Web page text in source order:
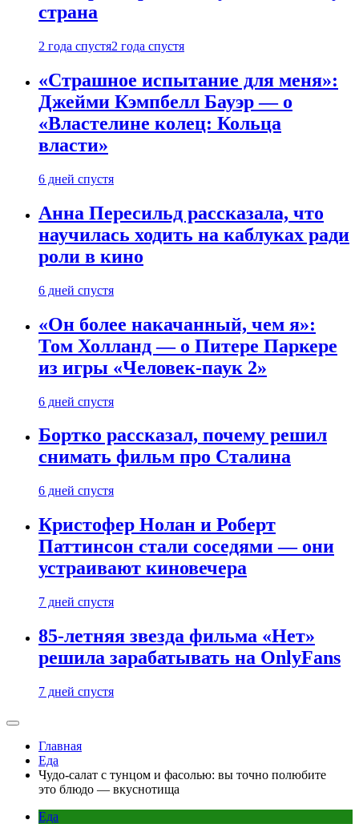
страна
2 года спустя2 года спустя
«Страшное испытание для меня»:
Джейми Кэмпбелл Бауэр — о
«Властелине колец: Кольца
власти»
6 дней спустя
Анна Пересильд рассказала, что
научилась ходить на каблуках ради
роли в кино
6 дней спустя
«Он более накачанный, чем я»:
Том Холланд — о Питере Паркере
из игры «Человек-паук 2»
6 дней спустя
Бортко рассказал, почему решил
снимать фильм про Сталина
6 дней спустя
Кристофер Нолан и Роберт
Паттинсон стали соседями — они
устраивают киновечера
7 дней спустя
85-летняя звезда фильма «Нет»
решила зарабатывать на OnlyFans
7 дней спустя
Главная
Еда
Чудо-салат с тунцом и фасолью: вы точно полюбите
это блюдо — вкуснотища
Еда